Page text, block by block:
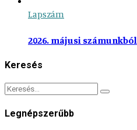
Lapszám
2026. májusi számunkból
Keresés
Legnépszerűbb